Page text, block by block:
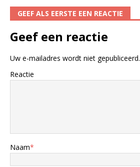
GEEF ALS EERSTE EEN REACTIE
Geef een reactie
Uw e-mailadres wordt niet gepubliceerd.
Reactie
Naam*